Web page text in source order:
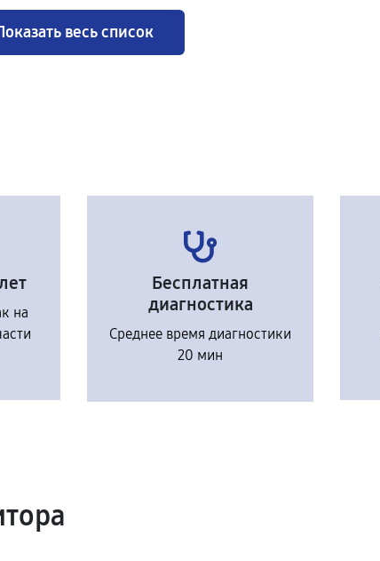
весь список
на
Бесплатная
диагностика
Среднее время диагностики
20 мин